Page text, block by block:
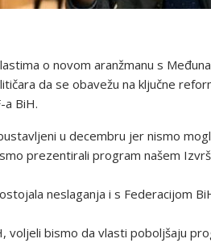
o novom aranžmanu s
da se obavežu na ključne
BiH.
u decembru jer nismo
prezentirali program našem
neslaganja i s Federacijom
voljeli bismo da vlasti poboljšaju